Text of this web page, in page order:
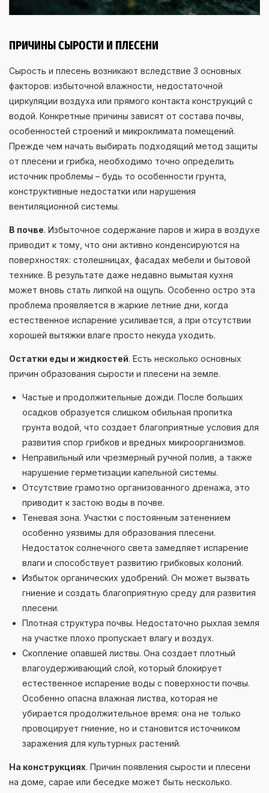
ПРИЧИНЫ СЫРОСТИ И ПЛЕСЕНИ
Сырость и плесень возникают вследствие 3 основных
факторов: избыточной влажности, недостаточной
циркуляции воздуха или прямого контакта конструкций с
водой. Конкретные причины зависят от состава почвы,
особенностей строений и микроклимата помещений.
Прежде чем начать выбирать подходящий метод защиты
от плесени и грибка, необходимо точно определить
источник проблемы – будь то особенности грунта,
конструктивные недостатки или нарушения
вентиляционной системы.
В почве. Избыточное содержание паров и жира в воздухе
приводит к тому, что они активно конденсируются на
поверхностях: столешницах, фасадах мебели и бытовой
технике. В результате даже недавно вымытая кухня
может вновь стать липкой на ощупь. Особенно остро эта
проблема проявляется в жаркие летние дни, когда
естественное испарение усиливается, а при отсутствии
хорошей вытяжки влаге просто некуда уходить.
Остатки еды и жидкостей. Есть несколько основных
причин образования сырости и плесени на земле.
Частые и продолжительные дожди. После больших
осадков образуется слишком обильная пропитка
грунта водой, что создает благоприятные условия для
развития спор грибков и вредных микроорганизмов.
Неправильный или чрезмерный ручной полив, а также
нарушение герметизации капельной системы.
Отсутствие грамотно организованного дренажа, это
приводит к застою воды в почве.
Теневая зона. Участки с постоянным затенением
особенно уязвимы для образования плесени.
Недостаток солнечного света замедляет испарение
влаги и способствует развитию грибковых колоний.
Избыток органических удобрений. Он может вызвать
гниение и создать благоприятную среду для развития
плесени.
Плотная структура почвы. Недостаточно рыхлая земля
на участке плохо пропускает влагу и воздух.
Скопление опавшей листвы. Она создает плотный
влагоудерживающий слой, который блокирует
естественное испарение воды с поверхности почвы.
Особенно опасна влажная листва, которая не
убирается продолжительное время: она не только
провоцирует гниение, но и становится источником
заражения для культурных растений.
На конструкциях. Причин появления сырости и плесени
на доме, сарае или беседке может быть несколько.